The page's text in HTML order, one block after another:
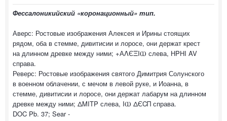
Фессалоникийский «коронационный» тип.
Аверс: Ростовые изображения Алексея и Ирины стоящих
рядом, оба в стемме, дивитисии и лоросе, они держат крест
на длинном древке между ними; +АΛЄΞIⲰ слева, НPHI AV
справа.
Реверс: Ростовые изображения святого Димитрия Солунского
в военном облачении, с мечом в левой руке, и Иоанна, в
стемме, дивитисии и лоросе, они держат лабарум на длинном
древке между ними; ΔMITP слева, IⲰ ΔЄCΠ справа.
DOC Pb. 37; Sear -